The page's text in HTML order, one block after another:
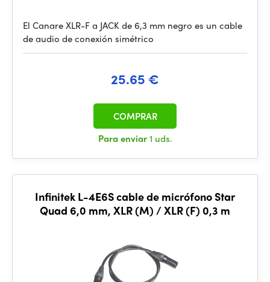
El Canare XLR-F a JACK de 6,3 mm negro es un cable
de audio de conexión simétrico
25.65 €
Para enviar1 uds.
COMPRAR
Infinitek L-4E6S cable de micrófono Star
Quad 6,0 mm, XLR (M) / XLR (F) 0,3 m